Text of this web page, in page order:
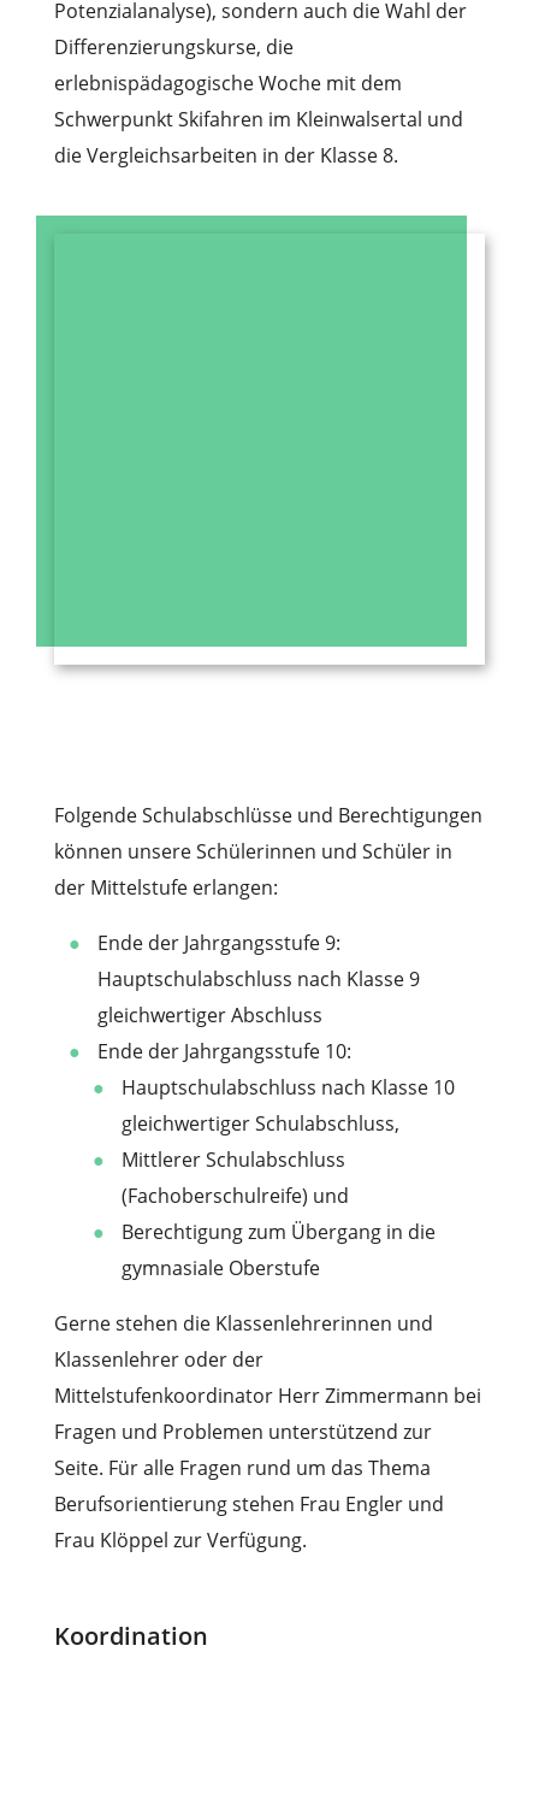
Potenzialanalyse), sondern auch die Wahl der
Differenzierungskurse, die
erlebnispädagogische Woche mit dem
Schwerpunkt Skifahren im Kleinwalsertal und
die Vergleichsarbeiten in der Klasse 8.
Folgende Schulabschlüsse und Berechtigungen
können unsere Schülerinnen und Schüler in
der Mittelstufe erlangen:
Ende der Jahrgangsstufe 9:
Hauptschulabschluss nach Klasse 9
gleichwertiger Abschluss
Ende der Jahrgangsstufe 10:
Hauptschulabschluss nach Klasse 10
gleichwertiger Schulabschluss,
Mittlerer Schulabschluss
(Fachoberschulreife) und
Berechtigung zum Übergang in die
gymnasiale Oberstufe
Gerne stehen die Klassenlehrerinnen und
Klassenlehrer oder der
Mittelstufenkoordinator Herr Zimmermann bei
Fragen und Problemen unterstützend zur
Seite. Für alle Fragen rund um das Thema
Berufsorientierung stehen Frau Engler und
Frau Klöppel zur Verfügung.
Koordination